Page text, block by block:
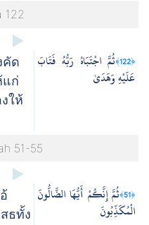
122
คัด
แก่
ให้
﴿122﴾
ثُمَّ اجْتَبَاهُ رَبُّهُ فَتَابَ
عَلَيْهِ وَهَدَىٰ
51-55
ธทั้ง
﴿51﴾
ثُمَّ إِنَّكُمْ أَيُّهَا الضَّالُّونَ
الْمُكَذِّبُونَ